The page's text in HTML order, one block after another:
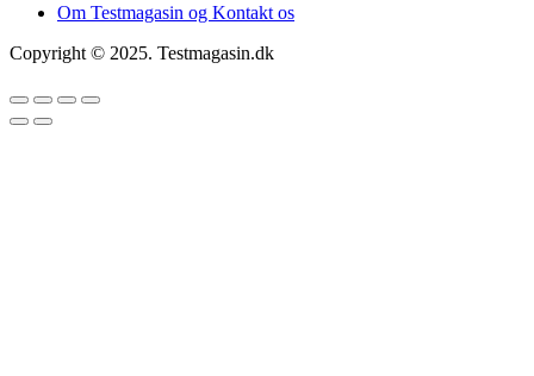
Om Testmagasin og Kontakt os
Copyright © 2025. Testmagasin.dk